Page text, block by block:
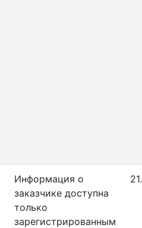
Информация о
заказчике доступна
только
зарегистрированным